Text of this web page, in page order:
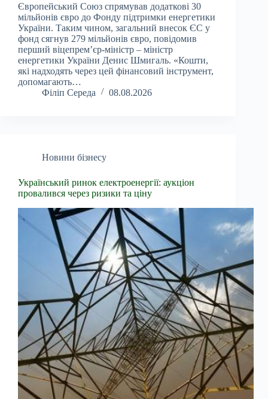
Європейський Союз спрямував додаткові 30
мільйонів євро до Фонду підтримки енергетики
України. Таким чином, загальний внесок ЄС у
фонд сягнув 279 мільйонів євро, повідомив
перший віцепрем’єр-міністр – міністр
енергетики України Денис Шмигаль. «Кошти,
які надходять через цей фінансовий інструмент,
допомагають…
Філіп Середа
08.08.2026
Новини бізнесу
Український ринок електроенергії: аукціон
провалився через ризики та ціну